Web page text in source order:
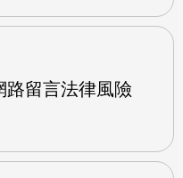
路留言法律風險